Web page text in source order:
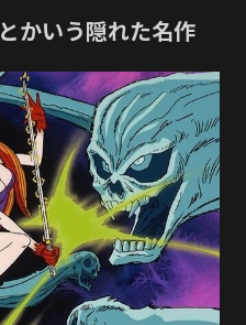
かいう隠れた名作